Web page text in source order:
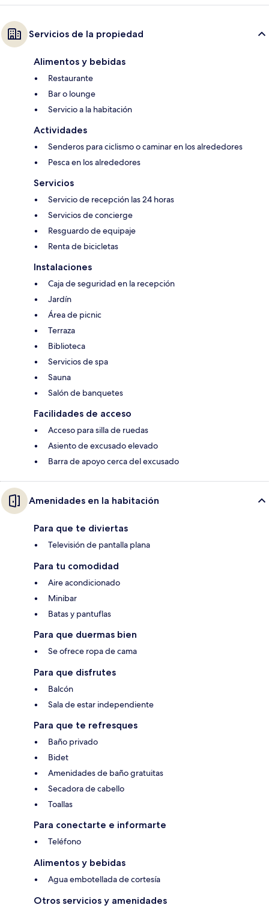
Servicios de la propiedad
Alimentos y bebidas
Restaurante
Bar o lounge
Servicio a la habitación
Actividades
Senderos para ciclismo o caminar en los alrededores
Pesca en los alrededores
Servicios
Servicio de recepción las 24 horas
Servicios de concierge
Resguardo de equipaje
Renta de bicicletas
Instalaciones
Caja de seguridad en la recepción
Jardín
Área de picnic
Terraza
Biblioteca
Servicios de spa
Sauna
Salón de banquetes
Facilidades de acceso
Acceso para silla de ruedas
Asiento de excusado elevado
Barra de apoyo cerca del excusado
Amenidades en la habitación
Para que te diviertas
Televisión de pantalla plana
Para tu comodidad
Aire acondicionado
Minibar
Batas y pantuflas
Para que duermas bien
Se ofrece ropa de cama
Para que disfrutes
Balcón
Sala de estar independiente
Para que te refresques
Baño privado
Bidet
Amenidades de baño gratuitas
Secadora de cabello
Toallas
Para conectarte e informarte
Teléfono
Alimentos y bebidas
Agua embotellada de cortesía
Otros servicios y amenidades